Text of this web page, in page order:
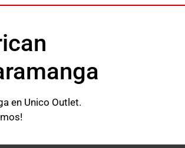
en Unico Outlet.